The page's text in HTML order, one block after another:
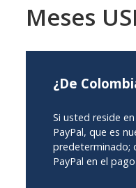
Meses
¿De
Si usted reside
PayPal, que es
predeterminado;
PayPal en el